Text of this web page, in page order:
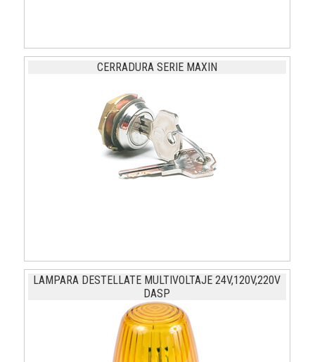
CERRADURA SERIE MAXIN
LAMPARA DESTELLATE MULTIVOLTAJE 24V,120V,220V
DASP